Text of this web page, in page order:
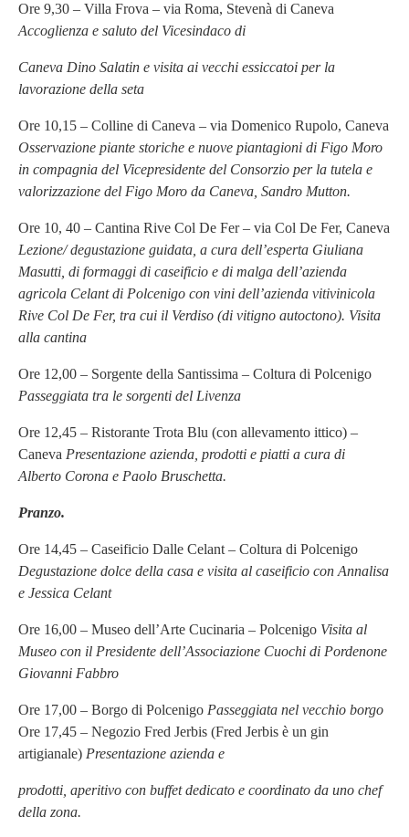
Ore 9,30 – Villa Frova – via Roma, Stevenà di Caneva
Accoglienza e saluto del Vicesindaco di
Caneva Dino Salatin e visita ai vecchi essiccatoi per la
lavorazione della seta
Ore 10,15 – Colline di Caneva – via Domenico Rupolo, Caneva
Osservazione piante storiche e nuove piantagioni di Figo Moro
in compagnia del Vicepresidente del Consorzio per la tutela e
valorizzazione del Figo Moro da Caneva, Sandro Mutton.
Ore 10, 40 – Cantina Rive Col De Fer – via Col De Fer, Caneva
Lezione/ degustazione guidata, a cura dell’esperta Giuliana
Masutti, di formaggi di caseificio e di malga dell’azienda
agricola Celant di Polcenigo con vini dell’azienda vitivinicola
Rive Col De Fer, tra cui il Verdiso (di vitigno autoctono). Visita
alla cantina
Ore 12,00 – Sorgente della Santissima – Coltura di Polcenigo
Passeggiata tra le sorgenti del Livenza
Ore 12,45 – Ristorante Trota Blu (con allevamento ittico) –
Caneva Presentazione azienda, prodotti e piatti a cura di
Alberto Corona e Paolo Bruschetta.
Pranzo.
Ore 14,45 – Caseificio Dalle Celant – Coltura di Polcenigo
Degustazione dolce della casa e visita al caseificio con Annalisa
e Jessica Celant
Ore 16,00 – Museo dell’Arte Cucinaria – Polcenigo Visita al
Museo con il Presidente dell’Associazione Cuochi di Pordenone
Giovanni Fabbro
Ore 17,00 – Borgo di Polcenigo Passeggiata nel vecchio borgo
Ore 17,45 – Negozio Fred Jerbis (Fred Jerbis è un gin
artigianale) Presentazione azienda e
prodotti, aperitivo con buffet dedicato e coordinato da uno chef
della zona.